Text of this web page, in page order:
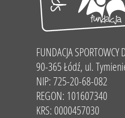
FUNDACJA SPORTOWCY
90-365 Łódź, ul.
NIP: 725-20-68-082
REGON: 101607340
KRS: 0000457030